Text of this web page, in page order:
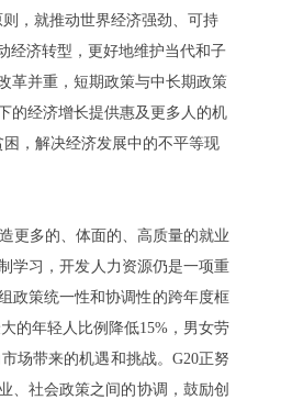
，就推动世界经济强劲、可持
经济转型，更好地维护当代和子
革并重，短期政策与中长期政策
的经济增长提供惠及更多人的机
，解决经济发展中的不平等现
更多的、体面的、高质量的就业
学习，开发人力资源仍是一项重
政策统一性和协调性的跨年度框
的年轻人比例降低15%，男女劳
场带来的机遇和挑战。G20正努
、社会政策之间的协调，鼓励创